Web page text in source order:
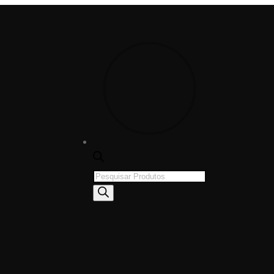
Products
search